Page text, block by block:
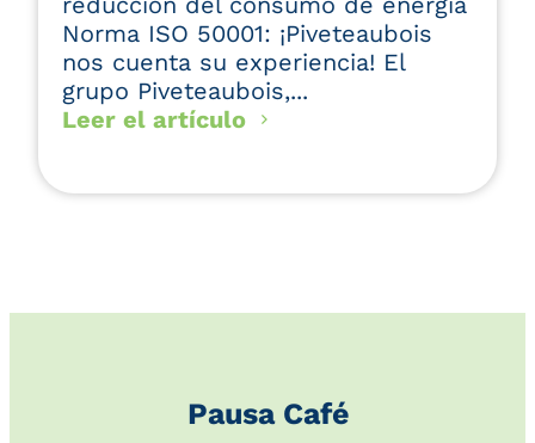
Norma ISO 50001: ¡Piveteaubois
nos cuenta su experiencia! El
grupo Piveteaubois,...
Leer el artículo
Pausa Café